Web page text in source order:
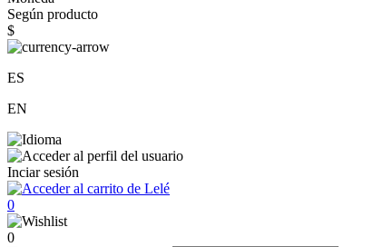
Según producto
$
ES
EN
Inciar sesión
0
0